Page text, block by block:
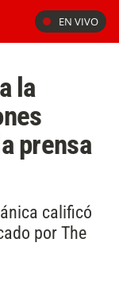
EN VIVO
la
prensa
calificó
por The